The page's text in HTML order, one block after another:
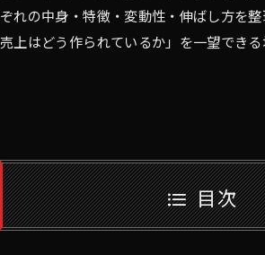
ぞれの中身・特徴・変動性・伸ばし方を
売上はどう作られているか」を一望できる
目次